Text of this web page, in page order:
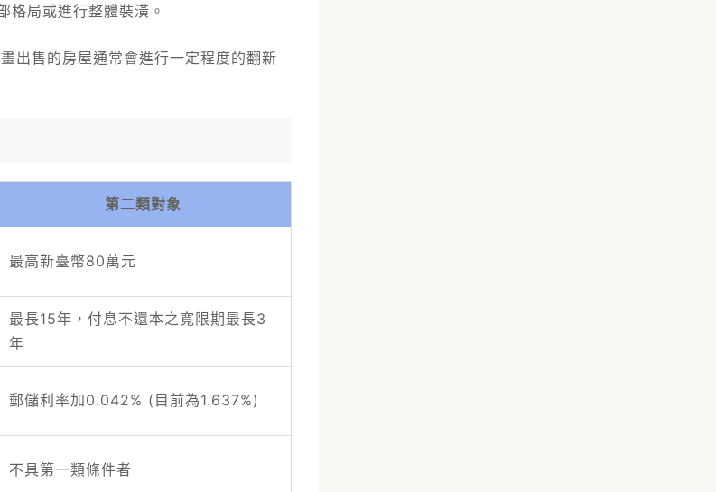
格局或進行整體裝潢。
出售的房屋通常會進行一定程度的翻新
第二類對象
最高新臺幣80萬元
最長15年，付息不還本之寬限期最長3
年
郵儲利率加0.042% (目前為1.637%)
不具第一類條件者